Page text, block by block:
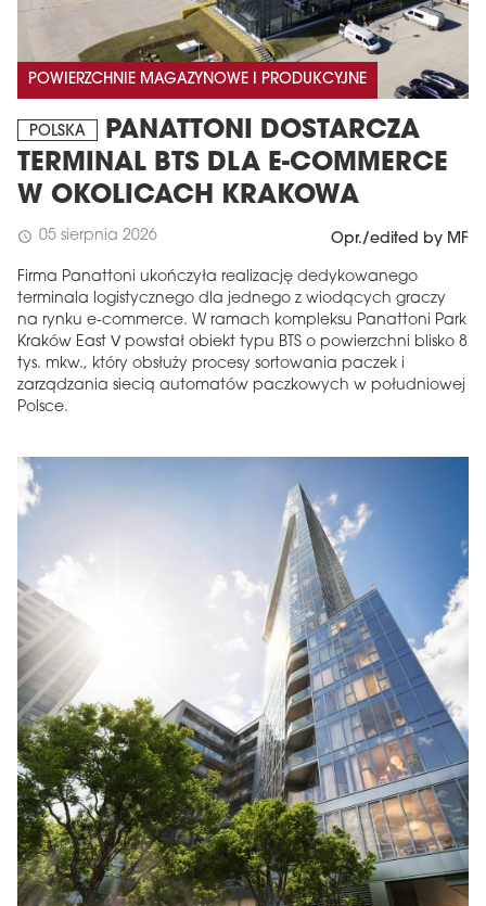
POWIERZCHNIE MAGAZYNOWE I PRODUKCYJNE
POLSKA
PANATTONI DOSTARCZA
TERMINAL BTS DLA E-COMMERCE
W OKOLICACH KRAKOWA
schedule 05 sierpnia 2026 Opr./edited by MF
Firma Panattoni ukończyła realizację dedykowanego
terminala logistycznego dla jednego z wiodących graczy
na rynku e-commerce. W ramach kompleksu Panattoni Park
Kraków East V powstał obiekt typu BTS o powierzchni blisko 8
tys. mkw., który obsłuży procesy sortowania paczek i
zarządzania siecią automatów paczkowych w południowej
Polsce.